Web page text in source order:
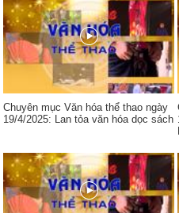
Chuyên mục Văn hóa thể thao ngày
19/4/2025: Lan tỏa văn hóa dọc sách